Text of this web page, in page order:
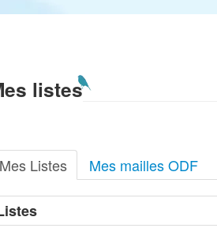
listes
Mes Listes Mes mailles ODF